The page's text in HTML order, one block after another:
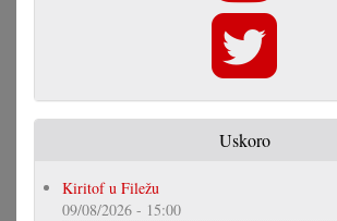
Uskoro
Kiritof u Filežu
09/08/2026 - 15:00